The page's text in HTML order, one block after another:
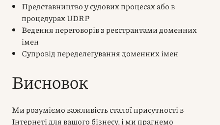
Представництво у судових процесах або в
процедурах UDRP
Ведення переговорів з реєстрантами доменних
імен
Супровід переделегування доменних імен
Висновок
Ми розуміємо важливість сталої присутності в
Інтернеті для вашого бізнесу, і ми прагнемо